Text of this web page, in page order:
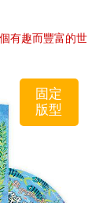
有趣而豐富的世
固定
版型